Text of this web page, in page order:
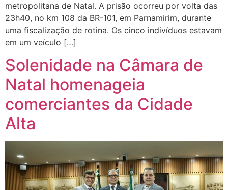
metropolitana de Natal. A prisão ocorreu por volta das
23h40, no km 108 da BR-101, em Parnamirim, durante
uma fiscalização de rotina. Os cinco indivíduos estavam
em um veículo […]
Solenidade na Câmara de
Natal homenageia
comerciantes da Cidade
Alta